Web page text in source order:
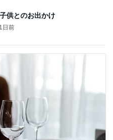
供とのお出かけ
1日前